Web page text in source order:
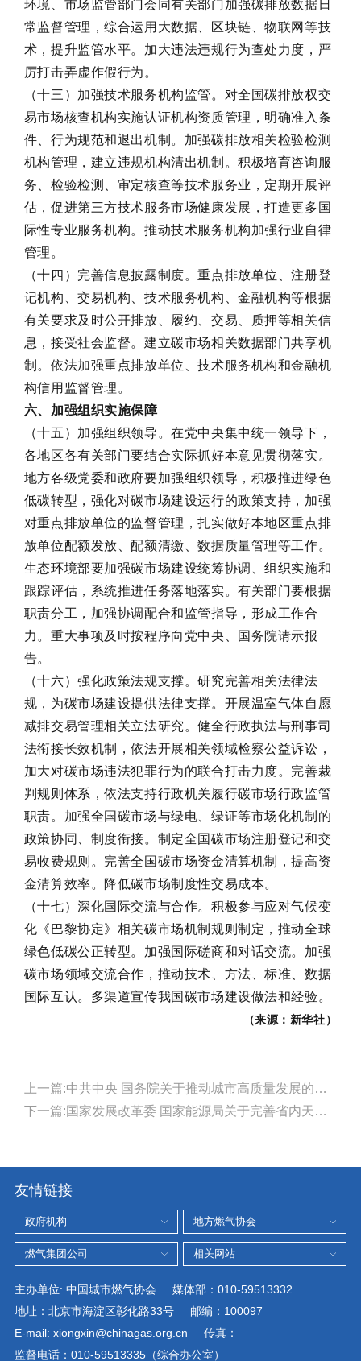
环境、市场监管部门会同有关部门加强碳排放数据日
常监督管理，综合运用大数据、区块链、物联网等技
术，提升监管水平。加大违法违规行为查处力度，严
厉打击弄虚作假行为。
（十三）加强技术服务机构监管。对全国碳排放权交
易市场核查机构实施认证机构资质管理，明确准入条
件、行为规范和退出机制。加强碳排放相关检验检测
机构管理，建立违规机构清出机制。积极培育咨询服
务、检验检测、审定核查等技术服务业，定期开展评
估，促进第三方技术服务市场健康发展，打造更多国
际性专业服务机构。推动技术服务机构加强行业自律
管理。
（十四）完善信息披露制度。重点排放单位、注册登
记机构、交易机构、技术服务机构、金融机构等根据
有关要求及时公开排放、履约、交易、质押等相关信
息，接受社会监督。建立碳市场相关数据部门共享机
制。依法加强重点排放单位、技术服务机构和金融机
构信用监督管理。
六、加强组织实施保障
（十五）加强组织领导。在党中央集中统一领导下，
各地区各有关部门要结合实际抓好本意见贯彻落实。
地方各级党委和政府要加强组织领导，积极推进绿色
低碳转型，强化对碳市场建设运行的政策支持，加强
对重点排放单位的监督管理，扎实做好本地区重点排
放单位配额发放、配额清缴、数据质量管理等工作。
生态环境部要加强碳市场建设统筹协调、组织实施和
跟踪评估，系统推进任务落地落实。有关部门要根据
职责分工，加强协调配合和监管指导，形成工作合
力。重大事项及时按程序向党中央、国务院请示报
告。
（十六）强化政策法规支撑。研究完善相关法律法
规，为碳市场建设提供法律支撑。开展温室气体自愿
减排交易管理相关立法研究。健全行政执法与刑事司
法衔接长效机制，依法开展相关领域检察公益诉讼，
加大对碳市场违法犯罪行为的联合打击力度。完善裁
判规则体系，依法支持行政机关履行碳市场行政监管
职责。加强全国碳市场与绿电、绿证等市场化机制的
政策协同、制度衔接。制定全国碳市场注册登记和交
易收费规则。完善全国碳市场资金清算机制，提高资
金清算效率。降低碳市场制度性交易成本。
（十七）深化国际交流与合作。积极参与应对气候变
化《巴黎协定》相关碳市场机制规则制定，推动全球
绿色低碳公正转型。加强国际磋商和对话交流。加强
碳市场领域交流合作，推动技术、方法、标准、数据
国际互认。多渠道宣传我国碳市场建设做法和经验。
（来源：新华社）
上一篇:中共中央 国务院关于推动城市高质量发展的意见
下一篇:国家发展改革委 国家能源局关于完善省内天然气管道运输价格机制促进行业高质量发展的指导意见
友情链接
主办单位: 中国城市燃气协会 媒体部：010-59513332
地址：北京市海淀区彰化路33号 邮编：100097
E-mail: xiongxin@chinagas.org.cn 传真：
监督电话：010-59513335（综合办公室）